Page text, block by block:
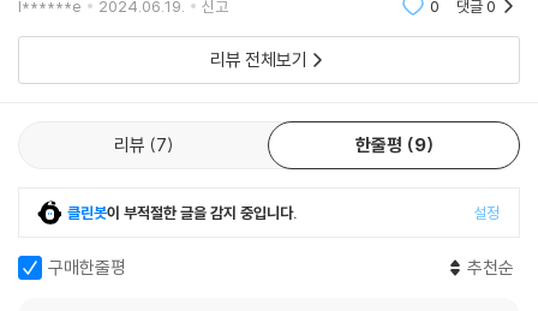
l******e 2024.06.19. 신고 0 댓글0
리뷰 전체보기
리뷰 7 한줄평 9
클린봇이 부적절한 글을 감지 중입니다. 설정
구매한줄평 추천순